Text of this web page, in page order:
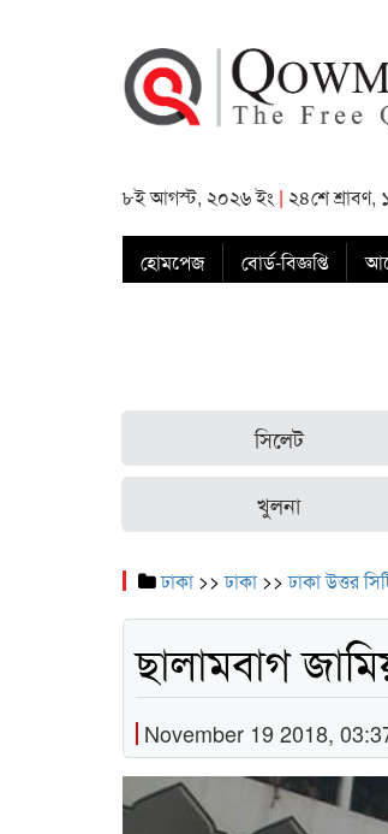
৮ই আগস্ট, ২০২৬ ইং | ২৪শে শ্রাবণ,
হোমপেজ বোর্ড-বিজ্ঞপ্তি
সিলেট
খুলনা
ঢাকা>>ঢাকা>>ঢাকা উত্তর
ছালামবাগ
November 19 2018,